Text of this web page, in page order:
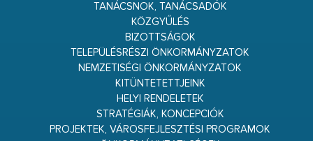
TANÁCSNOK, TANÁCSADÓK
KÖZGYŰLÉS
BIZOTTSÁGOK
TELEPÜLÉSRÉSZI ÖNKORMÁNYZATOK
NEMZETISÉGI ÖNKORMÁNYZATOK
KITÜNTETETTJEINK
HELYI RENDELETEK
STRATÉGIÁK, KONCEPCIÓK
PROJEKTEK, VÁROSFEJLESZTÉSI PROGRAMOK